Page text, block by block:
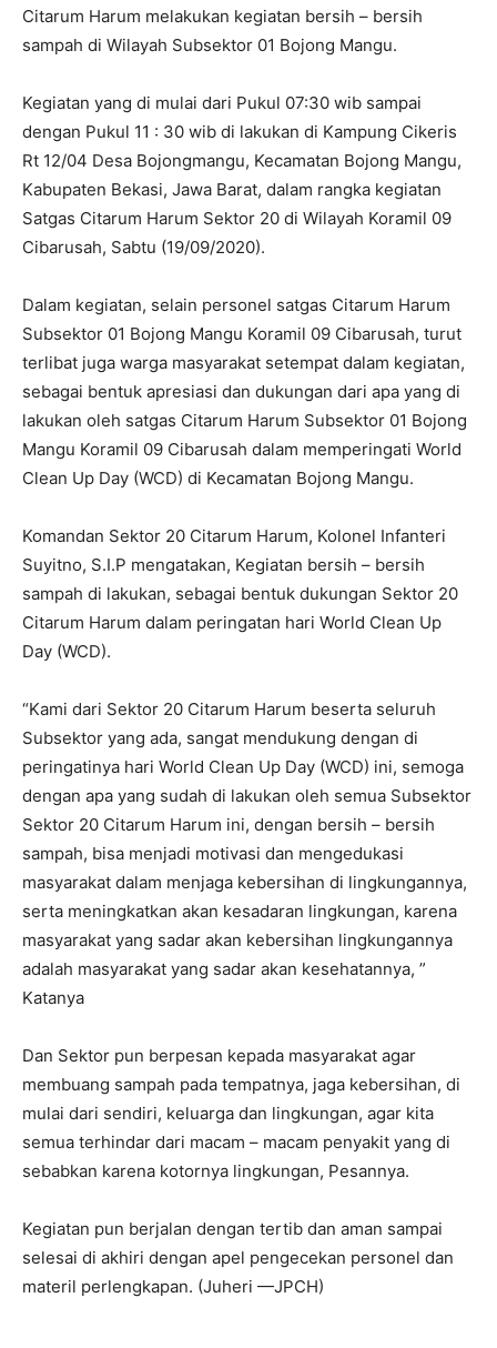
Citarum Harum melakukan kegiatan bersih – bersih
sampah di Wilayah Subsektor 01 Bojong Mangu.
Kegiatan yang di mulai dari Pukul 07:30 wib sampai
dengan Pukul 11 : 30 wib di lakukan di Kampung Cikeris
Rt 12/04 Desa Bojongmangu, Kecamatan Bojong Mangu,
Kabupaten Bekasi, Jawa Barat, dalam rangka kegiatan
Satgas Citarum Harum Sektor 20 di Wilayah Koramil 09
Cibarusah, Sabtu (19/09/2020).
Dalam kegiatan, selain personel satgas Citarum Harum
Subsektor 01 Bojong Mangu Koramil 09 Cibarusah, turut
terlibat juga warga masyarakat setempat dalam kegiatan,
sebagai bentuk apresiasi dan dukungan dari apa yang di
lakukan oleh satgas Citarum Harum Subsektor 01 Bojong
Mangu Koramil 09 Cibarusah dalam memperingati World
Clean Up Day (WCD) di Kecamatan Bojong Mangu.
Komandan Sektor 20 Citarum Harum, Kolonel Infanteri
Suyitno, S.I.P mengatakan, Kegiatan bersih – bersih
sampah di lakukan, sebagai bentuk dukungan Sektor 20
Citarum Harum dalam peringatan hari World Clean Up
Day (WCD).
“Kami dari Sektor 20 Citarum Harum beserta seluruh
Subsektor yang ada, sangat mendukung dengan di
peringatinya hari World Clean Up Day (WCD) ini, semoga
dengan apa yang sudah di lakukan oleh semua Subsektor
Sektor 20 Citarum Harum ini, dengan bersih – bersih
sampah, bisa menjadi motivasi dan mengedukasi
masyarakat dalam menjaga kebersihan di lingkungannya,
serta meningkatkan akan kesadaran lingkungan, karena
masyarakat yang sadar akan kebersihan lingkungannya
adalah masyarakat yang sadar akan kesehatannya, ”
Katanya
Dan Sektor pun berpesan kepada masyarakat agar
membuang sampah pada tempatnya, jaga kebersihan, di
mulai dari sendiri, keluarga dan lingkungan, agar kita
semua terhindar dari macam – macam penyakit yang di
sebabkan karena kotornya lingkungan, Pesannya.
Kegiatan pun berjalan dengan tertib dan aman sampai
selesai di akhiri dengan apel pengecekan personel dan
materil perlengkapan. (Juheri —JPCH)